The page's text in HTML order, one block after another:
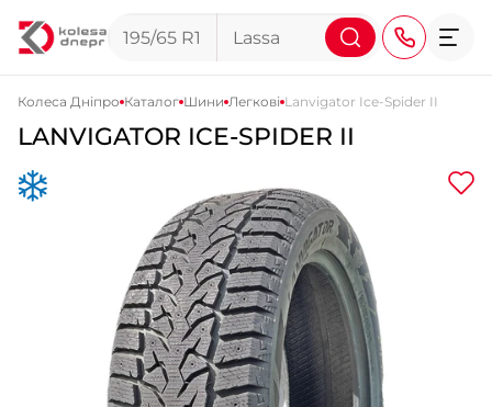
+38 (050) 911-911-4
+38 (067) 113-44-44
+38 (095) 276-44-44
+38 (067) 911-14-14
- на Щепкіна
+38 (098) 911-911-0
- на Тополі
Колеса Дніпро Каталог Шини Легкові Lanvigator Ice-Spider II
LANVIGATOR ICE-SPIDER II